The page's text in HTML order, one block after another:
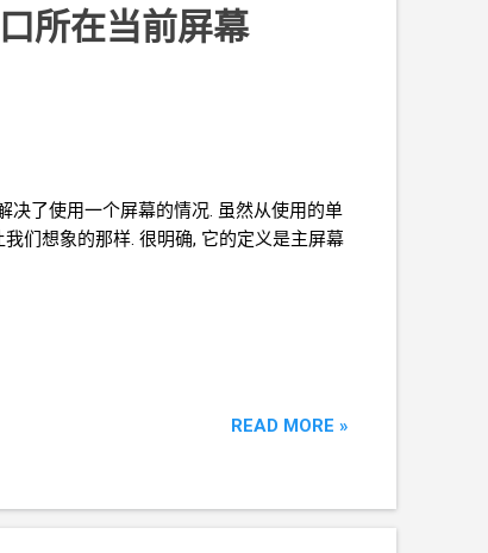
所在当前屏幕
决了使用一个屏幕的情况. 虽然从使用的单
们想象的那样. 很明确, 它的定义是主屏幕
READ MORE »